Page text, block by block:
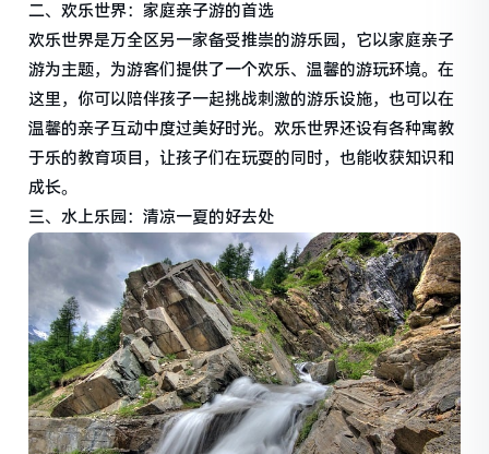
二、欢乐世界：家庭亲子游的首选
欢乐世界是万全区另一家备受推崇的游乐园，它以家庭亲子
游为主题，为游客们提供了一个欢乐、温馨的游玩环境。在
这里，你可以陪伴孩子一起挑战刺激的游乐设施，也可以在
温馨的亲子互动中度过美好时光。欢乐世界还设有各种寓教
于乐的教育项目，让孩子们在玩耍的同时，也能收获知识和
成长。
三、水上乐园：清凉一夏的好去处